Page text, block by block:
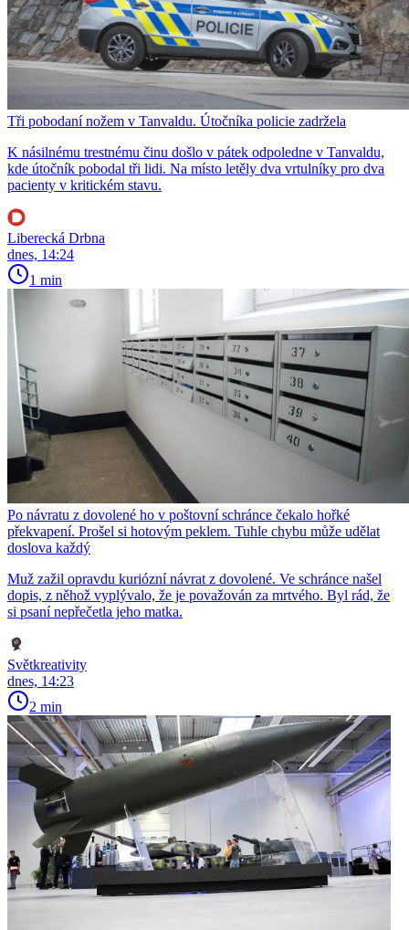
Tři pobodaní nožem v Tanvaldu. Útočníka policie zadržela
K násilnému trestnému činu došlo v pátek odpoledne v Tanvaldu,
kde útočník pobodal tři lidi. Na místo letěly dva vrtulníky pro dva
pacienty v kritickém stavu.
Liberecká Drbna
dnes, 14:24
1 min
Po návratu z dovolené ho v poštovní schránce čekalo hořké
překvapení. Prošel si hotovým peklem. Tuhle chybu může udělat
doslova každý
Muž zažil opravdu kuriózní návrat z dovolené. Ve schránce našel
dopis, z něhož vyplývalo, že je považován za mrtvého. Byl rád, že
si psaní nepřečetla jeho matka.
Světkreativity
dnes, 14:23
2 min